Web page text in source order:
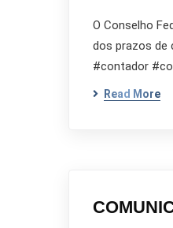
O Conselho
dos prazos
#contador
Read More